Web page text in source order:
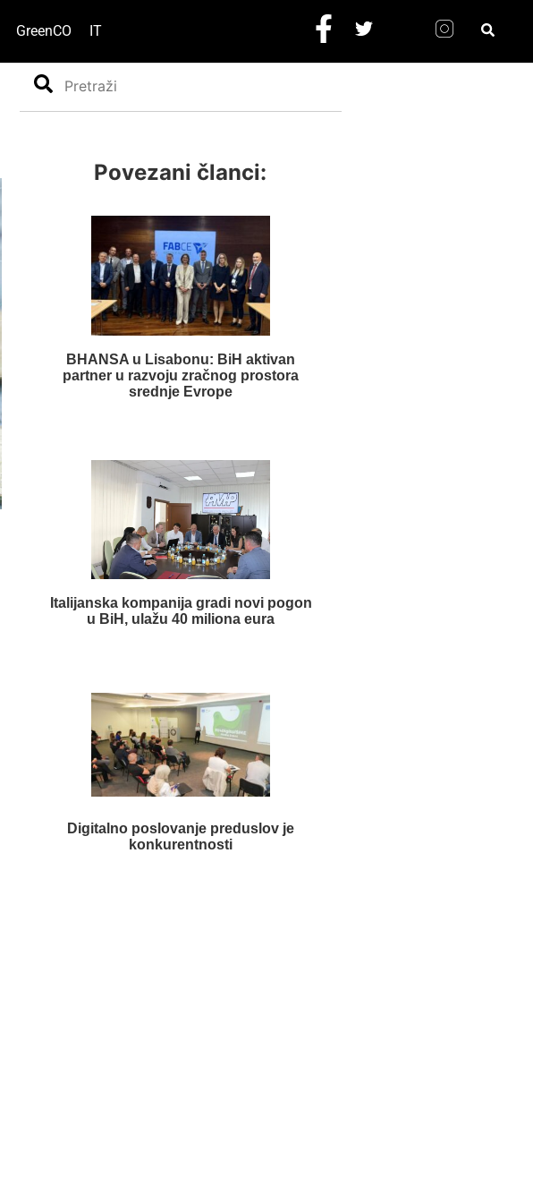
GreenCO IT
Search
Povezani članci:
BHANSA u Lisabonu: BiH aktivan
partner u razvoju zračnog prostora
srednje Evrope
Italijanska kompanija gradi novi pogon
u BiH, ulažu 40 miliona eura
Digitalno poslovanje preduslov je
konkurentnosti